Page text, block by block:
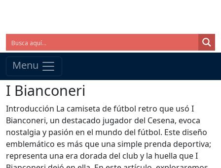
Menu
I Bianconeri
Introducción La camiseta de fútbol retro que usó I
Bianconeri, un destacado jugador del Cesena, evoca
nostalgia y pasión en el mundo del fútbol. Este diseño
emblemático es más que una simple prenda deportiva;
representa una era dorada del club y la huella que I